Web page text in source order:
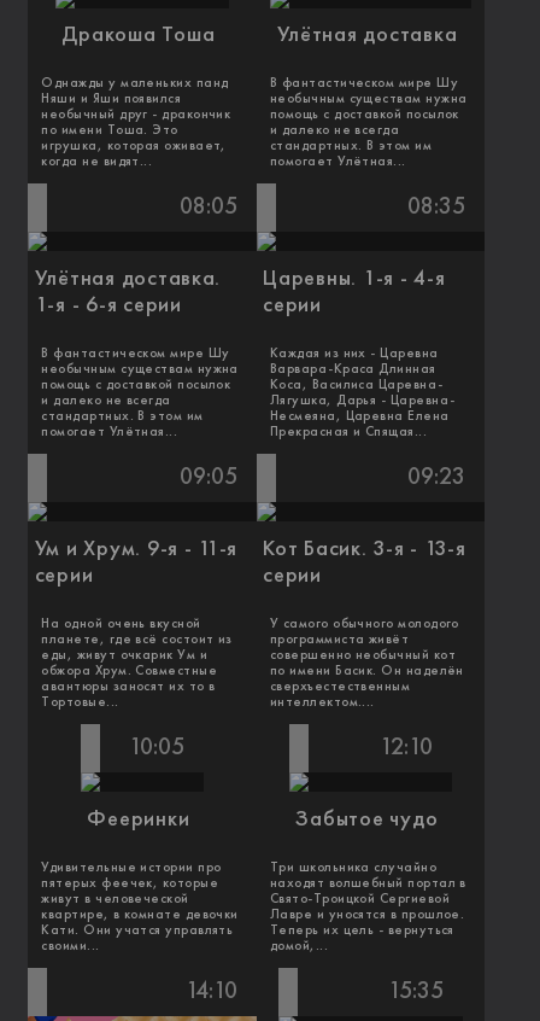
Дракоша Тоша
Однажды у маленьких панд
Няши и Яши появился
необычный друг - дракончик
по имени Тоша. Это
игрушка, которая оживает,
когда не видят...
Улётная доставка
В фантастическом мире Шу
необычным существам нужна
помощь с доставкой посылок
и далеко не всегда
стандартных. В этом им
помогает Улётная...
08:05
Улётная доставка.
1-я - 6-я серии
В фантастическом мире Шу
необычным существам нужна
помощь с доставкой посылок
и далеко не всегда
стандартных. В этом им
помогает Улётная...
08:35
Царевны. 1-я - 4-я
серии
Каждая из них - Царевна
Варвара-Краса Длинная
Коса, Василиса Царевна-
Лягушка, Дарья - Царевна-
Несмеяна, Царевна Елена
Прекрасная и Спящая...
09:05
Ум и Хрум. 9-я - 11-я
серии
На одной очень вкусной
планете, где всё состоит из
еды, живут очкарик Ум и
обжора Хрум. Совместные
авантюры заносят их то в
Тортовые...
09:23
Кот Басик. 3-я - 13-я
серии
У самого обычного молодого
программиста живёт
совершенно необычный кот
по имени Басик. Он наделён
сверхъестественным
интеллектом....
10:05
Фееринки
Удивительные истории про
пятерых феечек, которые
живут в человеческой
квартире, в комнате девочки
Кати. Они учатся управлять
своими...
12:10
Забытое чудо
Три школьника случайно
находят волшебный портал в
Свято-Троицкой Сергиевой
Лавре и уносятся в прошлое.
Теперь их цель - вернуться
домой,...
14:10 15:35